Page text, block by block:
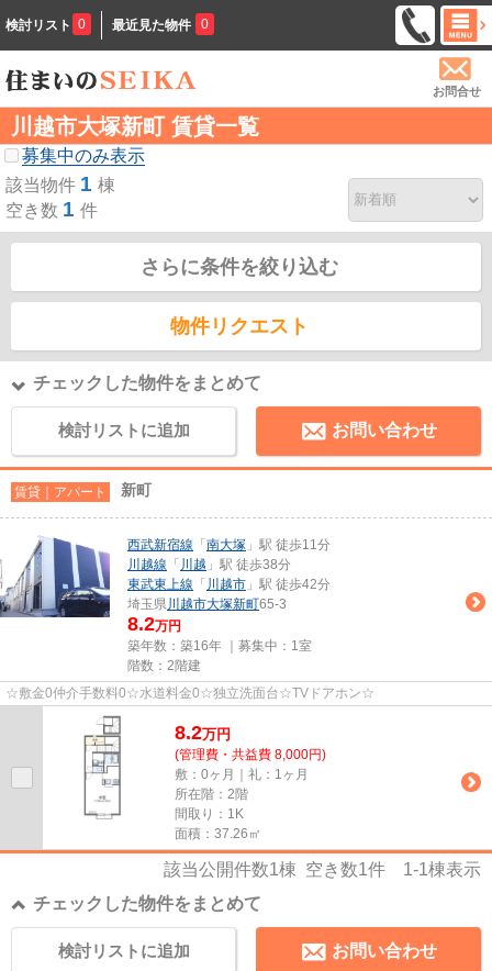
検討リスト 0 最近見た物件 0
お問合せ
川越市大塚新町 賃貸一覧
募集中のみ表示
該当物件 1 棟
空き数 1 件
さらに条件を絞り込む
物件リクエスト
チェックした物件をまとめて
検討リストに追加 お問い合わせ
賃貸｜アパート 新町
西武新宿線 「 南大塚 」駅 徒歩11分
川越線 「 川越 」駅 徒歩38分
東武東上線 「 川越市 」駅 徒歩42分
埼玉県川越市大塚新町65-3
8.2万円
築年数：築16年 ｜募集中： 1室
階数：2階建
☆敷金0仲介手数料0☆水道料金0☆独立洗面台☆TVドアホン☆
8.2万円
(管理費・共益費 8,000円)
敷：0ヶ月｜礼：1ヶ月
所在階：2階
間取り：1K
面積：37.26㎡
該当公開件数1棟 空き数1件 1-1棟表示
チェックした物件をまとめて
お問い合わせ
検討リストに追加